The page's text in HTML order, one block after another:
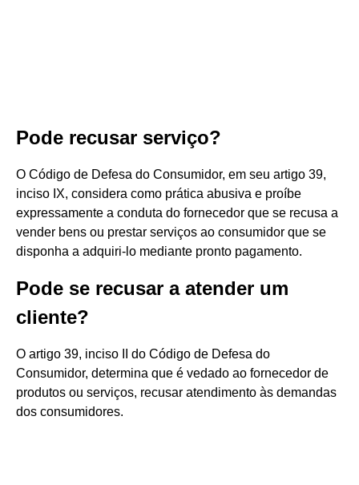
Pode recusar serviço?
O Código de Defesa do Consumidor, em seu artigo 39,
inciso IX, considera como prática abusiva e proíbe
expressamente a conduta do fornecedor que se recusa a
vender bens ou prestar serviços ao consumidor que se
disponha a adquiri-lo mediante pronto pagamento.
Pode se recusar a atender um
cliente?
O artigo 39, inciso II do Código de Defesa do
Consumidor, determina que é vedado ao fornecedor de
produtos ou serviços, recusar atendimento às demandas
dos consumidores.